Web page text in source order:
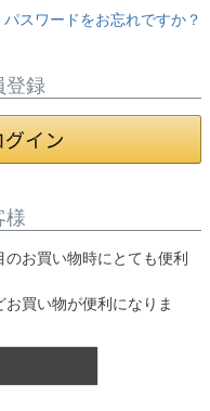
パスワードをお忘れですか？
登録
様
お買い物時にとても便利
買い物が便利になりま